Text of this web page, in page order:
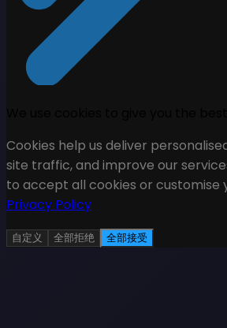
Cookies help us deliver
site traffic, and improve our
to accept all cookies or customise
Privacy Policy
自定义 全部拒绝 全部接受